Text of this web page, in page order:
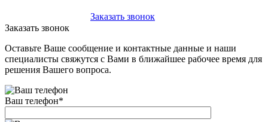
Заказать звонок
Заказать звонок
Оставьте Ваше сообщение и контактные данные и наши
специалисты свяжутся с Вами в ближайшее рабочее время для
решения Вашего вопроса.
Ваш телефон*